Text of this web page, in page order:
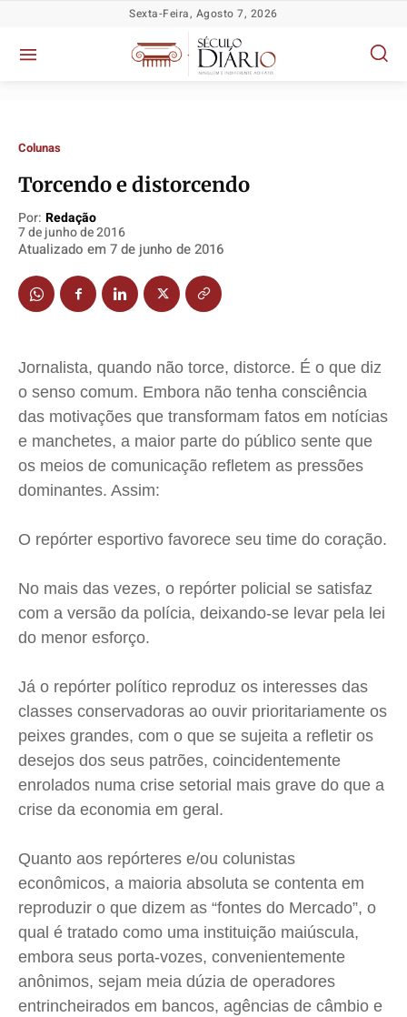
Política
TV Século
Justiça
Segurança
Meio Ambiente
Saúde
Cultura
Caetano Roque
Gustavo Bastos
Jr Mignone (in memorian)
Wanda Sily
Publicidade Legal
Anuncie
Contato
Anuncie
Termos de Uso
Privacidade
Política
TV Século
Justiça
Segurança
Meio Ambiente
Saúde
Cultura
Caetano Roque
Gustavo Bastos
Jr Mignone (in memorian)
Wanda Sily
Publicidade Legal
Anuncie
Contato
Anuncie
Termos de Uso
Privacidade
Política
TV Século
Justiça
Segurança
Meio Ambiente
Saúde
Cultura
Caetano Roque
Gustavo Bastos
Jr Mignone (in memorian)
Wanda Sily
Publicidade Legal
Anuncie
Contato
Anuncie
Termos de Uso
Privacidade
Política
TV Século
Justiça
Segurança
Meio Ambiente
Saúde
Cultura
Caetano Roque
Gustavo Bastos
Jr Mignone (in memorian)
Wanda Sily
Publicidade Legal
Anuncie
Contato
Anuncie
Termos de Uso
Privacidade
Sexta-Feira, Agosto 7, 2026
Colunas
Torcendo e distorcendo
Por: Redação
7 de junho de 2016
Atualizado em 7 de junho de 2016
Jornalista, quando não torce, distorce. É o que diz
o senso comum. Embora não tenha consciência
das motivações que transformam fatos em notícias
e manchetes, a maior parte do público sente que
os meios de comunicação refletem as pressões
dominantes. Assim:
O repórter esportivo favorece seu time do coração.
No mais das vezes, o repórter policial se satisfaz
com a versão da polícia, deixando-se levar pela lei
do menor esforço.
Já o repórter político reproduz os interesses das
classes conservadoras ao ouvir prioritariamente os
peixes grandes, com o que se sujeita a refletir os
desejos dos seus patrões, coincidentemente
enrolados numa crise setorial mais grave do que a
crise da economia em geral.
Quanto aos repórteres e/ou colunistas
econômicos, a maioria absoluta se contenta em
reproduzir o que dizem as “fontes do Mercado”, o
qual é tratado como uma instituição maiúscula,
embora seus porta-vozes, convenientemente
anônimos, sejam meia dúzia de operadores
entrincheirados em bancos, agências de câmbio e